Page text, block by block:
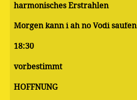
harmonisches Erstrahlen
Morgen kann i ah no Vodi saufen
18:30
vorbestimmt
HOFFNUNG